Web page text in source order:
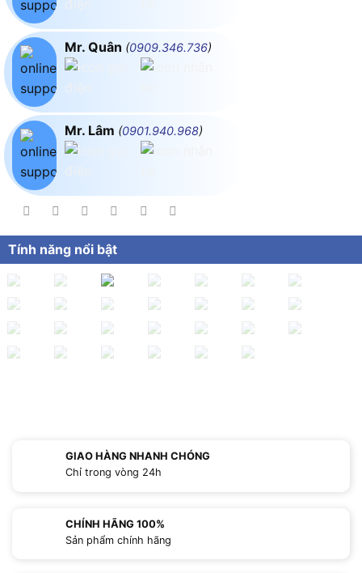
Mr. Quân (0909.346.736)
Mr. Lâm (0901.940.968)
Tính năng nổi bật
GIAO HÀNG NHANH CHÓNG
Chỉ trong vòng 24h
CHÍNH HÃNG 100%
Sản phẩm chính hãng